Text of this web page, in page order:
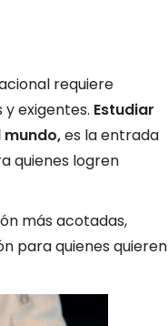
requiere
exigentes. Estudiar
es la entrada
quienes logren
más acotadas,
para quienes quieren